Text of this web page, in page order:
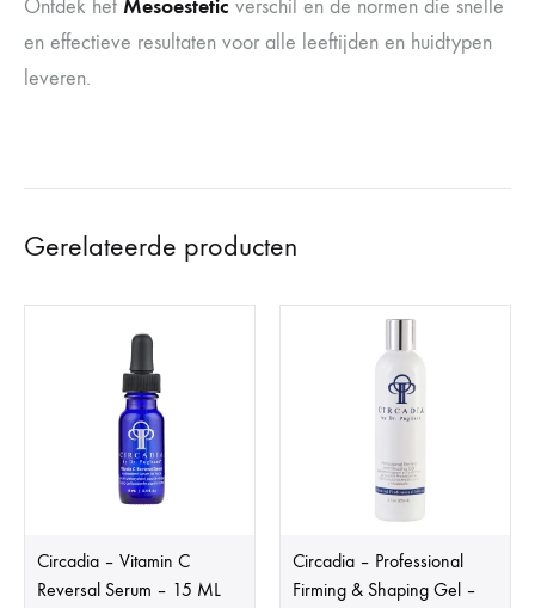
Ontdek het Mesoestetic verschil en de normen die snelle
en effectieve resultaten voor alle leeftijden en huidtypen
leveren.
Gerelateerde producten
Circadia – Vitamin C
Reversal Serum – 15 ML
Circadia – Professional
Firming & Shaping Gel –